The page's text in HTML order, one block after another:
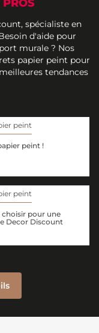
PROS
spécialiste en
d'aide pour
murale ? Nos
papier peint pour
tendances
peint
peint !
peint
pour une
Decor Discount